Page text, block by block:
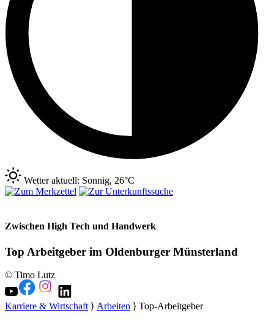
Wetter aktuell: Sonnig, 26°C
Zwischen High Tech und Handwerk
Top Arbeitgeber im Oldenburger Münsterland
© Timo Lutz
Karriere & Wirtschaft⟩ Arbeiten ⟩ Top-Arbeitgeber